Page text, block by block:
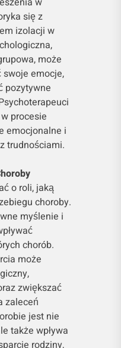
się z
izolacji w
może
emocje,
pozytywne
procesie
emocjonalne i
trudnościami.
o roli, jaką
choroby.
myślenie i
chorób.
może
zwiększać
zaleceń
jest nie
także wpływa